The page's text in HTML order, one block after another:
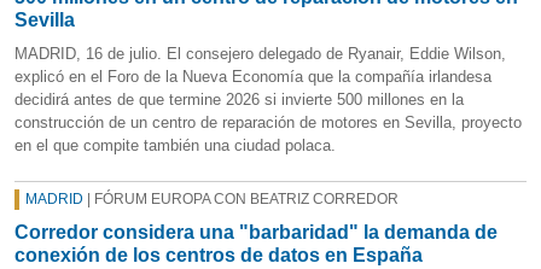
Sevilla
MADRID, 16 de julio. El consejero delegado de Ryanair, Eddie Wilson,
explicó en el Foro de la Nueva Economía que la compañía irlandesa
decidirá antes de que termine 2026 si invierte 500 millones en la
construcción de un centro de reparación de motores en Sevilla, proyecto
en el que compite también una ciudad polaca.
MADRID | FÓRUM EUROPA CON BEATRIZ CORREDOR
Corredor considera una "barbaridad" la demanda de
conexión de los centros de datos en España